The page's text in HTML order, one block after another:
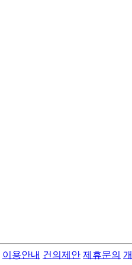
이용안내 건의제안 제휴문의